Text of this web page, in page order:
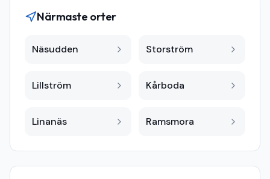
Närmaste orter
Näsudden Storström
Lillström Kårboda
Linanäs Ramsmora